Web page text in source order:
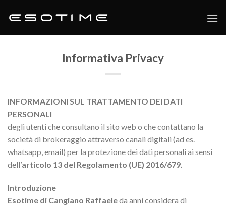
Informativa Privacy
INFORMAZIONI SUL TRATTAMENTO DEI DATI
PERSONALI
degli utenti che consultano il sito web o che contattano la
società di brokeraggio attraverso canali digitali (ad es.
whatsapp, email) per la protezione dei dati personali ai sensi
dell’articolo 13 del Regolamento (UE) 2016/679.
Introduzione
Esotime di Cangiano Raffaeleda anni considera di